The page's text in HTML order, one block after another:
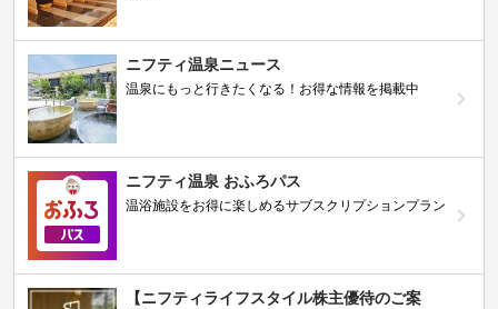
ニフティ温泉ニュース
温泉にもっと行きたくなる！お得な情報を掲載中
ニフティ温泉 おふろパス
温浴施設をお得に楽しめるサブスクリプションプラン
【ニフティライフスタイル株主優待のご案